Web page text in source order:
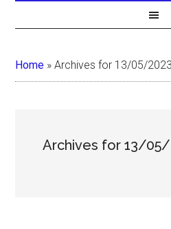
Home »Archives for 13/05/2023
Archives for 13/05/